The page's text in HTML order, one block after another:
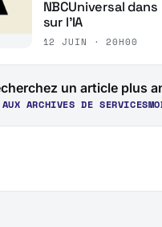
NBCUniversal
sur l’IA
12 JUIN · 20H00
un article plus
AUX ARCHIVES DE